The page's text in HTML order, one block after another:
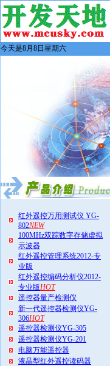
今天是8月8日星期六
红外遥控万用测试仪 YG-
802NEW
100MHz双踪数字存储虚拟
示波器
红外遥控管理系统2012-专
业版
红外遥控编码分析仪2012-
专业版HOT
遥控器量产检测仪
新一代遥控器检测仪YG-
306HOT
遥控器检测仪YG-305
遥控器检测仪YG-201
电脑万能遥控器
液晶型红外遥控读码器